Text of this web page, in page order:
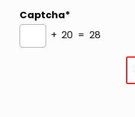
Captcha*
+ 20 = 28